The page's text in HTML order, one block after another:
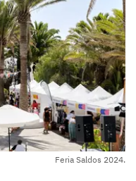
Feria Saldos 2024.